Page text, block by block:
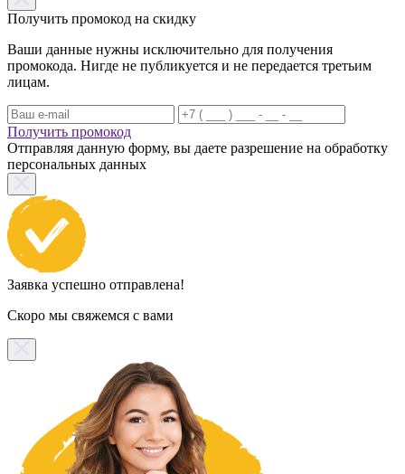
Получить промокод на скидку
Ваши данные нужны исключительно для получения
промокода. Нигде не публикуется и не передается третьим
лицам.
Получить промокод
Отправляя данную форму, вы даете разрешение на обработку
персональных данных
Заявка успешно отправлена!
Скоро мы свяжемся с вами